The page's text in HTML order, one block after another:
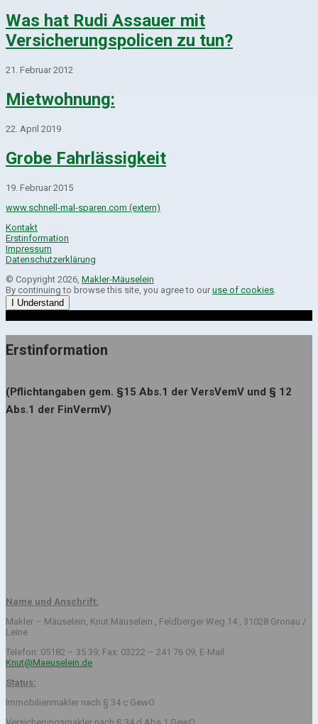
Was hat Rudi Assauer mit
Versicherungspolicen zu tun?
21. Februar 2012
Mietwohnung:
22. April 2019
Grobe Fahrlässigkeit
19. Februar 2015
www.schnell-mal-sparen.com (extern)
Kontakt
Erstinformation
Impressum
Datenschutzerklärung
© Copyright 2026, Makler-Mäuselein
By continuing to browse this site, you agree to our use of cookies
I Understand
Erstinformation
(Pflichtangaben gem. §15 Abs.1 der VersVemV und § 12
Abs.1 der FinVermV)
Name und Anschrift:
Makler – Mäuselein, Knut Mäuselein , Feldberger Weg 14 , 31028 Gronau /
Leine
Telefon: 05182 – 35 39, Fax: 03222 – 241 76 09, E-Mail:
Knut@Maeuselein.de
Status:
Immobilienmakler nach § 34 c GewO